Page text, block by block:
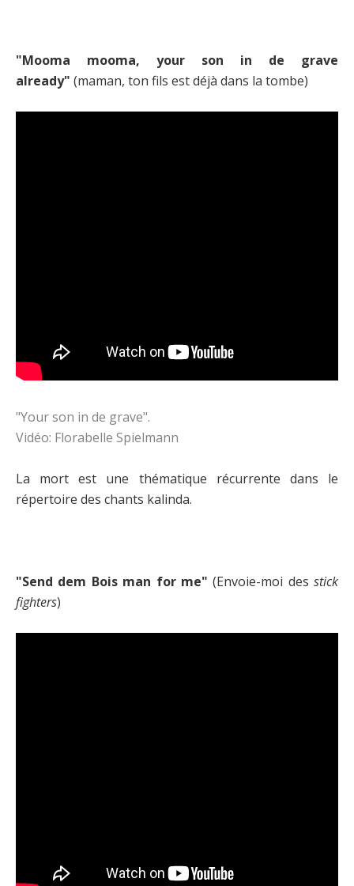
"Mooma mooma, your son in de grave
already" (maman, ton fils est déjà dans la tombe)
"Your son in de grave".
Vidéo: Florabelle Spielmann
La mort est une thématique récurrente dans le
répertoire des chants kalinda.
"Send dem Bois man for me" (Envoie-moi des stick
fighters)